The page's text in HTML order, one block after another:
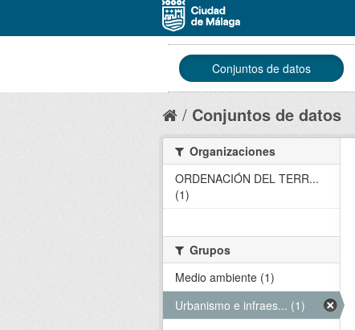
Conjuntos de datos
Conjuntos de datos
Organizaciones
ORDENACIÓN DEL TERR...
(1)
Grupos
Medio ambiente (1)
Urbanismo e infraes... (1)